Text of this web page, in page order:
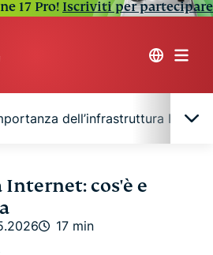
17 Pro! Iscriviti per partecipare
dell’infrastruttura Internet
Internet?
Internet
cos'è e
17 min